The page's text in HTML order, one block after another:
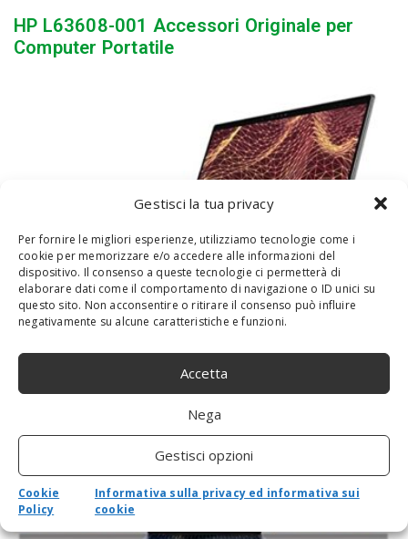
Gestisci la tua privacy
Per fornire le migliori esperienze, utilizziamo tecnologie come i
cookie per memorizzare e/o accedere alle informazioni del
dispositivo. Il consenso a queste tecnologie ci permetterà di
elaborare dati come il comportamento di navigazione o ID unici su
questo sito. Non acconsentire o ritirare il consenso può influire
negativamente su alcune caratteristiche e funzioni.
Accetta
Nega
Gestisci opzioni
Cookie
Policy
Informativa sulla privacy ed informativa sui
cookie
HP L63608-001 Accessori Originale per
Computer Portatile
PORTÁTIL INTERNACIONAL DELL LATITUDE
1245U,16GBDDR4,256GBSSD